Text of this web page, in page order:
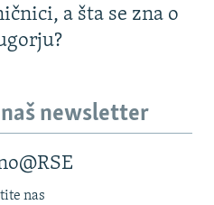
a šta se zna o
newsletter
nas